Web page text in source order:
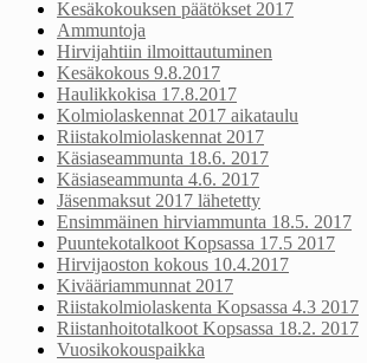
Kesäkokouksen päätökset 2017
Ammuntoja
Hirvijahtiin ilmoittautuminen
Kesäkokous 9.8.2017
Haulikkokisa 17.8.2017
Kolmiolaskennat 2017 aikataulu
Riistakolmiolaskennat 2017
Käsiaseammunta 18.6. 2017
Käsiaseammunta 4.6. 2017
Jäsenmaksut 2017 lähetetty
Ensimmäinen hirviammunta 18.5. 2017
Puuntekotalkoot Kopsassa 17.5 2017
Hirvijaoston kokous 10.4.2017
Kivääriammunnat 2017
Riistakolmiolaskenta Kopsassa 4.3 2017
Riistanhoitotalkoot Kopsassa 18.2. 2017
Vuosikokouspaikka